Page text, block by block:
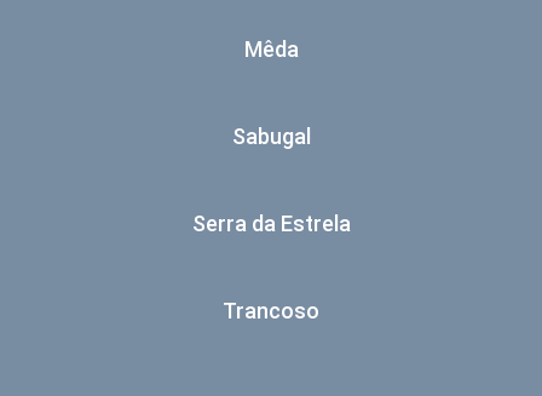
Mêda
Sabugal
Serra da Estrela
Trancoso